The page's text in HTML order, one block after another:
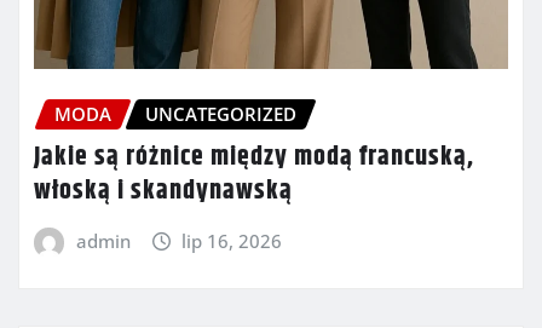
MODA UNCATEGORIZED
Jakie są różnice między modą francuską,
włoską i skandynawską
admin lip 16, 2026